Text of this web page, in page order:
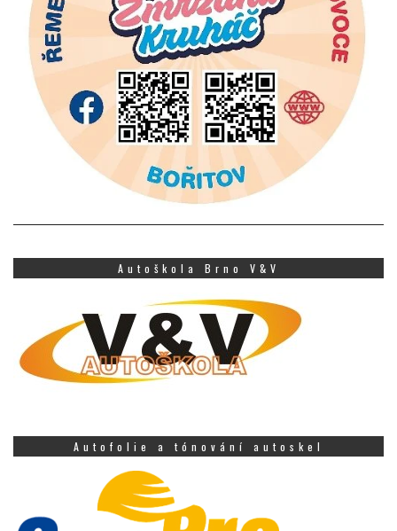
Autoškola Brno V&V
Autofolie a tónování autoskel